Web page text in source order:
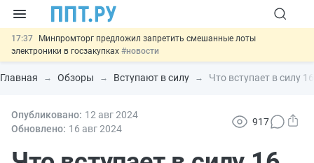
17:37
Минпромторг предложил запретить смешанные лоты
электроники в госзакупках #новости
17:13 Подписан указ об отмене спецрежима для вкладов физлиц из
недружественных стран
#новости
15:51 МВД запускает автоматическое аннулирование патента
иностранцев за неуплату НДФЛ
банковской гарантией
Главная Обзоры Вступают в силу Что вступает в силу
Опубликовано: 12 авг2024
Обновлено: 16 авг2024
917